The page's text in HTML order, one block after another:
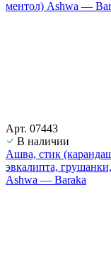
Арт. 07443
В наличии
Ашва, стик
эвкалипта,
Ashwa — Baraka